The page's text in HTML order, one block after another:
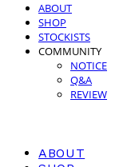
ABOUT
SHOP
STOCKISTS
COMMUNITY
NOTICE
Q&A
REVIEW
ABOUT